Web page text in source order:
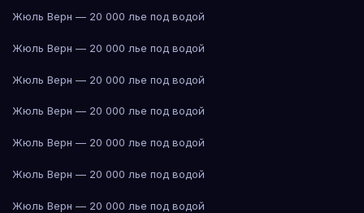
Жюль Верн — 20 000 лье под водой
Жюль Верн — 20 000 лье под водой
Жюль Верн — 20 000 лье под водой
Жюль Верн — 20 000 лье под водой
Жюль Верн — 20 000 лье под водой
Жюль Верн — 20 000 лье под водой
Жюль Верн — 20 000 лье под водой